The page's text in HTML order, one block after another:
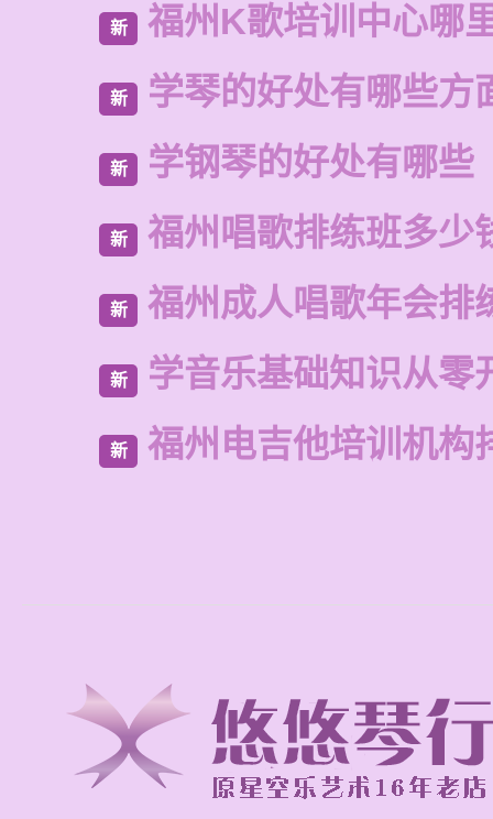
新 福州K歌培训中心哪
新 学琴的好处有哪些方
新 学钢琴的好处有哪些
新 福州唱歌排练班多少
新 福州成人唱歌年会排
新 学音乐基础知识从零
新 福州电吉他培训机构